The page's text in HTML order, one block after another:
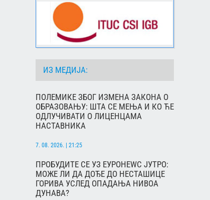
ИЗ МЕДИЈА:
ПОЛЕМИКЕ ЗБОГ ИЗМЕНА ЗАКОНА О
ОБРАЗОВАЊУ: ШТА СЕ МЕЊА И КО ЋЕ
ОДЛУЧИВАТИ О ЛИЦЕНЦАМА
НАСТАВНИКА
7. 08. 2026. | 21:25
ПРОБУДИТЕ СЕ УЗ ЕУРОНЕWС ЈУТРО:
МОЖЕ ЛИ ДА ДОЂЕ ДО НЕСТАШИЦЕ
ГОРИВА УСЛЕД ОПАДАЊА НИВОА
ДУНАВА?